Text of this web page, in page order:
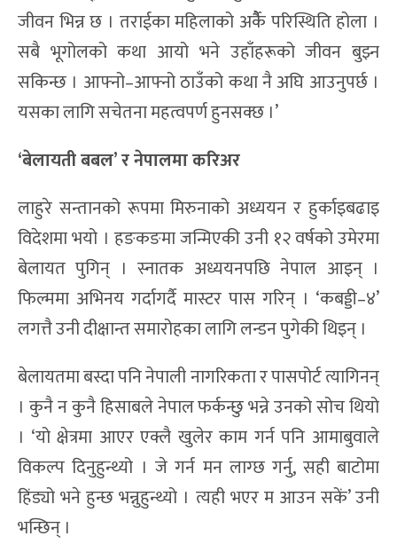
जीवन भिन्न छ । तराईका महिलाको अर्कैै परिस्थिति होला ।
सबै भूगोलको कथा आयो भने उहाँहरूको जीवन बुझ्न
सकिन्छ । आफ्नो–आफ्नो ठाउँको कथा नै अघि आउनुपर्छ ।
यसका लागि सचेतना महत्वपर्ण हुनसक्छ ।’
‘बेलायती बबल’ र नेपालमा करिअर
लाहुरे सन्तानको रूपमा मिरुनाको अध्ययन र हुर्काइबढाइ
विदेशमा भयो । हङकङमा जन्मिएकी उनी १२ वर्षको उमेरमा
बेलायत पुगिन् । स्नातक अध्ययनपछि नेपाल आइन् ।
फिल्ममा अभिनय गर्दागर्दै मास्टर पास गरिन् । ‘कबड्डी–४’
लगत्तै उनी दीक्षान्त समारोहका लागि लन्डन पुगेकी थिइन् ।
बेलायतमा बस्दा पनि नेपाली नागरिकता र पासपोर्ट त्यागिनन्
। कुनै न कुनै हिसाबले नेपाल फर्कन्छु भन्ने उनको सोच थियो
। ‘यो क्षेत्रमा आएर एक्लै खुलेर काम गर्न पनि आमाबुवाले
विकल्प दिनुहुन्थ्यो । जे गर्न मन लाग्छ गर्नु, सही बाटोमा
हिंड्यो भने हुन्छ भन्नुहुन्थ्यो । त्यही भएर म आउन सकें’ उनी
भन्छिन् ।